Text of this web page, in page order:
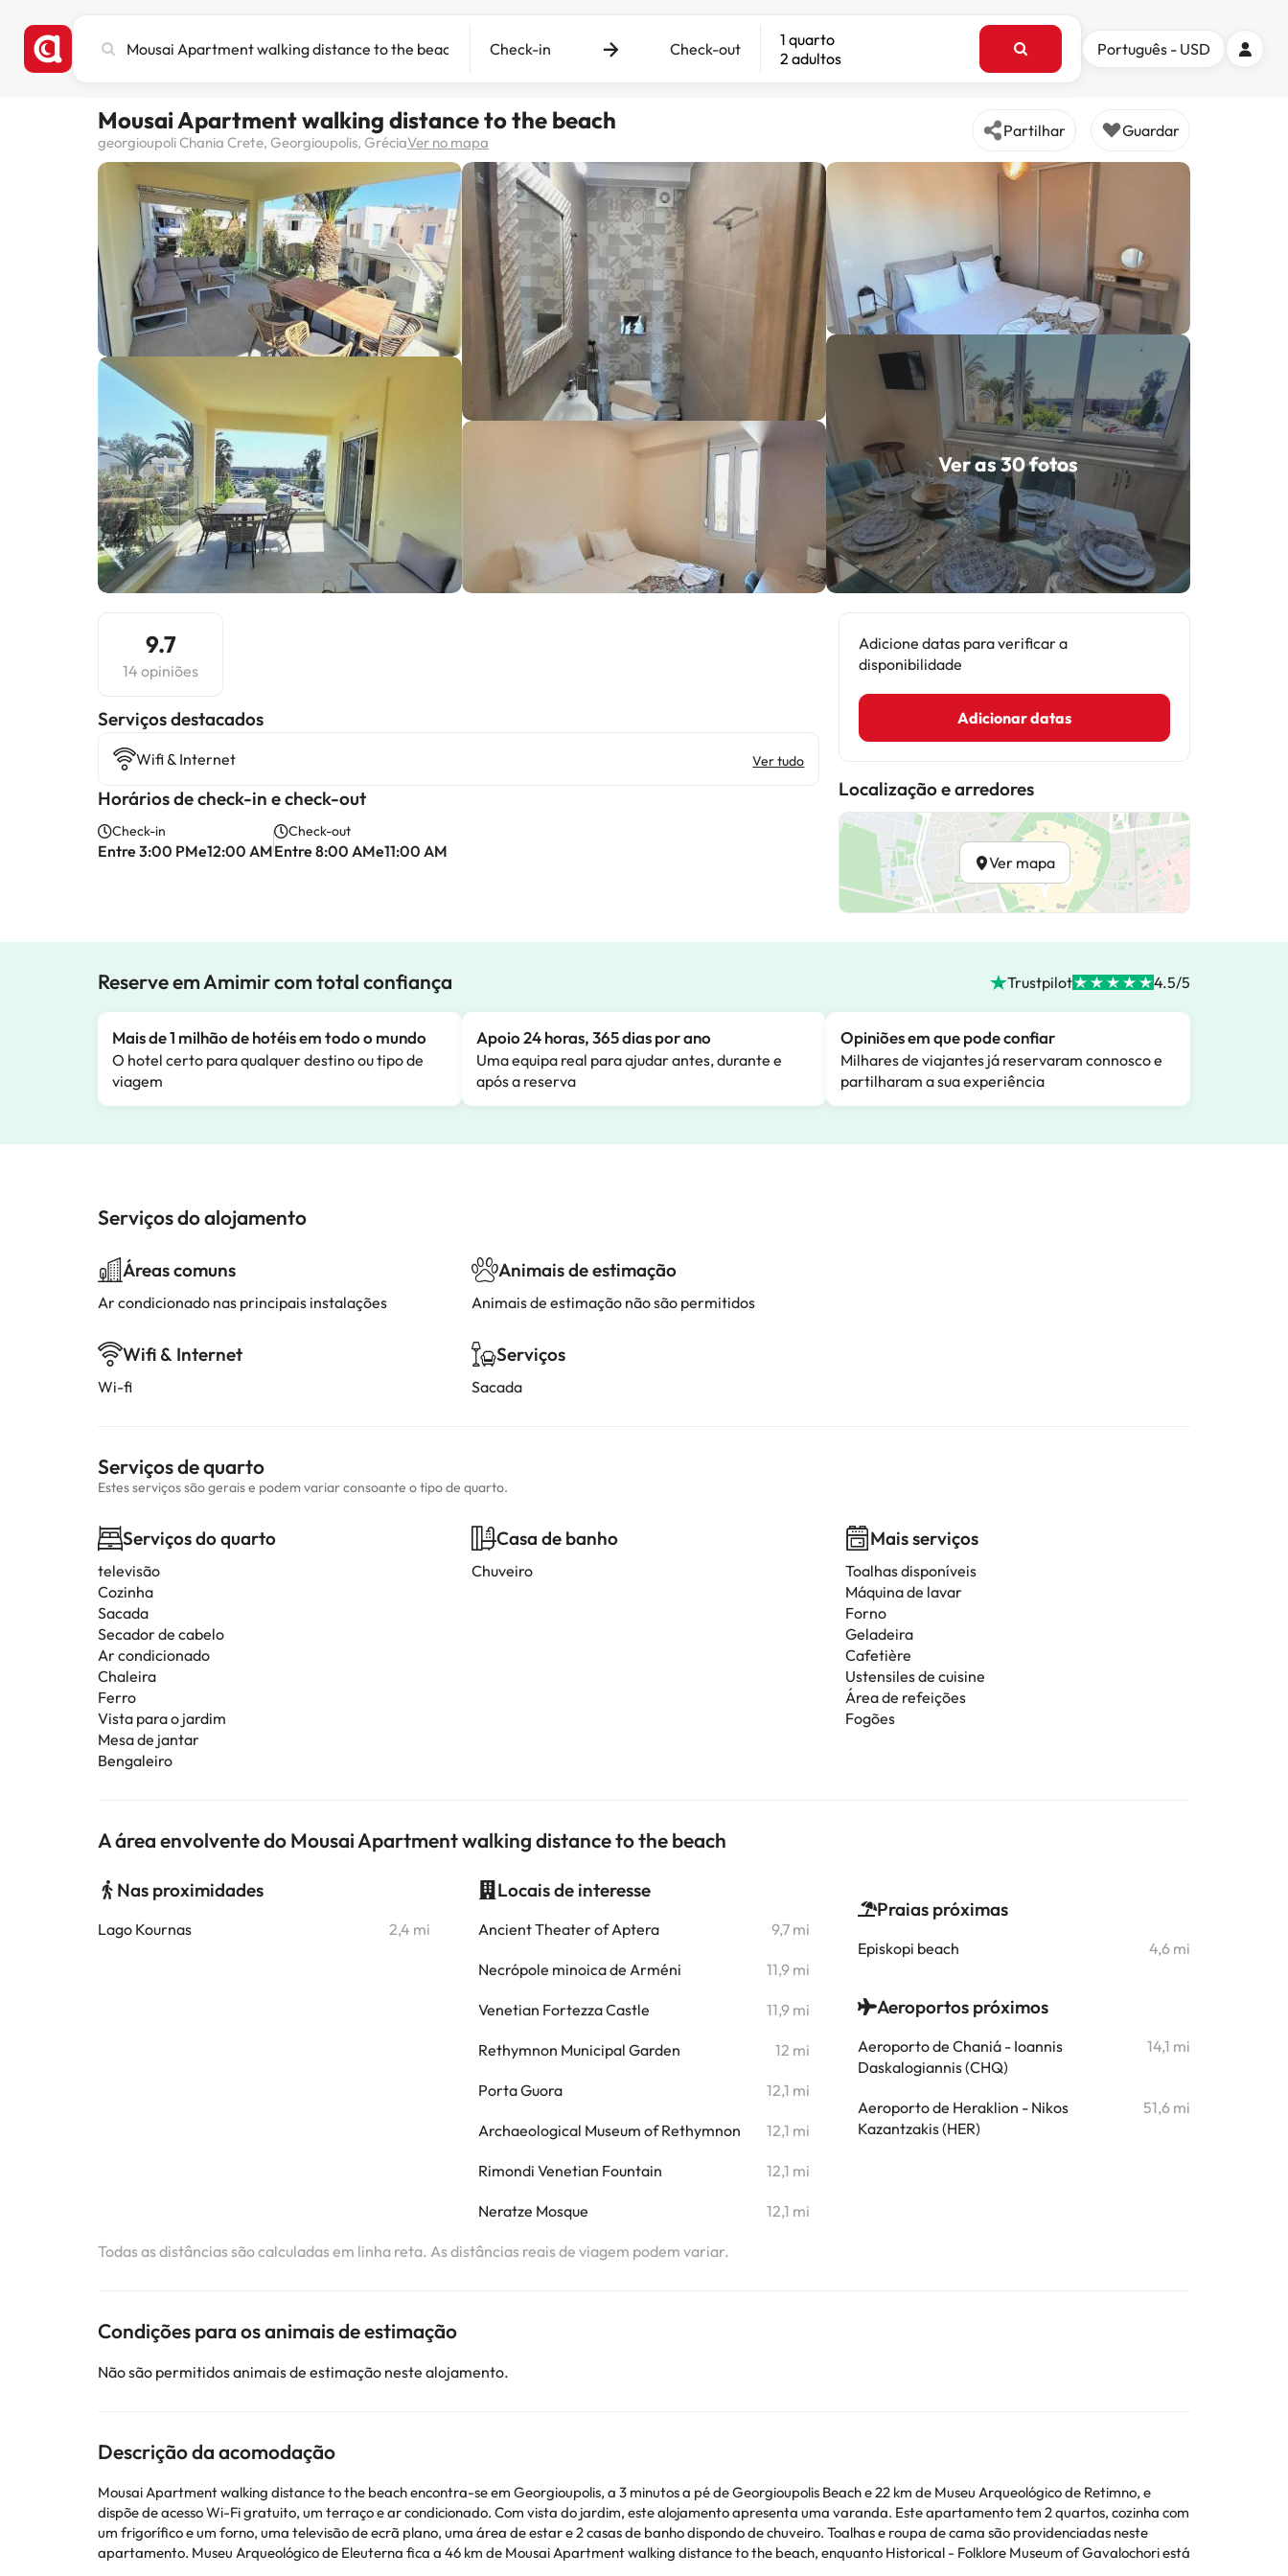
cidade,
destino
Check-in Check-out
1 quarto
2 adultos
Português - USD
Mousai Apartment walking distance to the beach
georgioupoli Chania Crete, Georgioupolis, GréciaVer no mapa
Partilhar Guardar
Ver as 30 fotos
9.7
14 opiniões
Serviços destacados
Wifi & Internet Ver tudo
Horários de check-in e check-out
Check-in
Entre 3:00 PMe12:00 AM
Check-out
Entre 8:00 AMe11:00 AM
Adicione datas para verificar a
disponibilidade
Adicionar datas
Localização e arredores
Ver mapa
Reserve em Amimir com total confiança Trustpilot 4.5/5
Mais de 1 milhão de hotéis em todo o mundo
O hotel certo para qualquer destino ou tipo de
viagem
Apoio 24 horas, 365 dias por ano
Uma equipa real para ajudar antes, durante e
após a reserva
Opiniões em que pode confiar
Milhares de viajantes já reservaram connosco e
partilharam a sua experiência
Serviços do alojamento
Áreas comuns
Ar condicionado nas principais instalações
Wifi & Internet
Wi-fi
Animais de estimação
Animais de estimação não são permitidos
Serviços
Sacada
Serviços de quarto
Estes serviços são gerais e podem variar consoante o tipo de quarto.
Serviços do quarto
televisão
Cozinha
Sacada
Secador de cabelo
Ar condicionado
Chaleira
Ferro
Vista para o jardim
Mesa de jantar
Bengaleiro
Casa de banho
Chuveiro
Mais serviços
Toalhas disponíveis
Máquina de lavar
Forno
Geladeira
Cafetière
Ustensiles de cuisine
Área de refeições
Fogões
A área envolvente do Mousai Apartment walking distance to the beach
Nas proximidades
Lago Kournas 2,4 mi
Locais de interesse
Ancient Theater of Aptera 9,7 mi
Necrópole minoica de Arméni 11,9 mi
Venetian Fortezza Castle 11,9 mi
Rethymnon Municipal Garden 12 mi
Porta Guora 12,1 mi
Archaeological Museum of Rethymnon 12,1 mi
Rimondi Venetian Fountain 12,1 mi
Neratze Mosque 12,1 mi
Praias próximas
Episkopi beach 4,6 mi
Aeroportos próximos
Aeroporto de Chaniá - Ioannis
Daskalogiannis (CHQ)
14,1 mi
Aeroporto de Heraklion - Nikos
Kazantzakis (HER)
51,6 mi
Todas as distâncias são calculadas em linha reta. As distâncias reais de viagem podem variar.
Condições para os animais de estimação
Não são permitidos animais de estimação neste alojamento.
Descrição da acomodação
Mousai Apartment walking distance to the beach encontra-se em Georgioupolis, a 3 minutos a pé de Georgioupolis Beach e 22 km de Museu Arqueológico de Retimno, e
dispõe de acesso Wi-Fi gratuito, um terraço e ar condicionado. Com vista do jardim, este alojamento apresenta uma varanda. Este apartamento tem 2 quartos, cozinha com
um frigorífico e um forno, uma televisão de ecrã plano, uma área de estar e 2 casas de banho dispondo de chuveiro. Toalhas e roupa de cama são providenciadas neste
apartamento. Museu Arqueológico de Eleuterna fica a 46 km de Mousai Apartment walking distance to the beach, enquanto Historical - Folklore Museum of Gavalochori está